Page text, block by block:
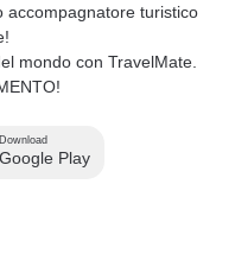
accompagnatore turistico
mondo con TravelMate.
Download
Google Play